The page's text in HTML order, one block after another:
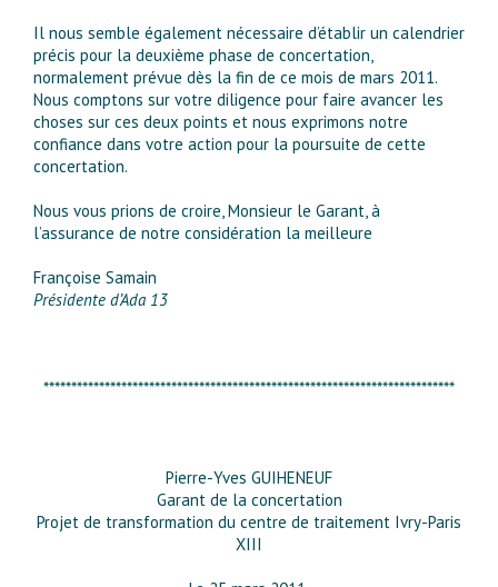
Il nous semble également nécessaire d’établir un calendrier
précis pour la deuxième phase de concertation,
normalement prévue dès la fin de ce mois de mars 2011.
Nous comptons sur votre diligence pour faire avancer les
choses sur ces deux points et nous exprimons notre
confiance dans votre action pour la poursuite de cette
concertation.
Nous vous prions de croire, Monsieur le Garant, à
l’assurance de notre considération la meilleure
Françoise Samain
Présidente d’Ada 13
**************************************************************************
Pierre-Yves GUIHENEUF
Garant de la concertation
Projet de transformation du centre de traitement Ivry-Paris
XIII